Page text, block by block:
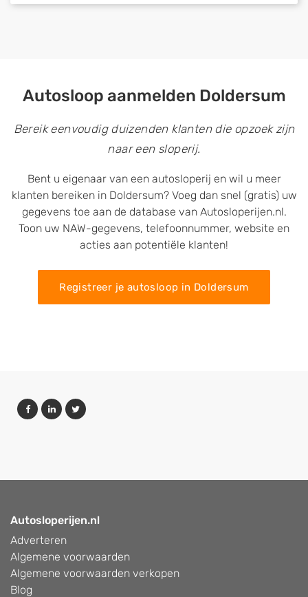
Autosloop aanmelden Doldersum
Bereik eenvoudig duizenden klanten die opzoek zijn
naar een sloperij.
Bent u eigenaar van een autosloperij en wil u meer
klanten bereiken in Doldersum? Voeg dan snel (gratis) uw
gegevens toe aan de database van Autosloperijen.nl.
Toon uw NAW-gegevens, telefoonnummer, website en
acties aan potentiële klanten!
Registreer je autosloop in Doldersum
Autosloperijen.nl
Adverteren
Algemene voorwaarden
Algemene voorwaarden verkopen
Blog